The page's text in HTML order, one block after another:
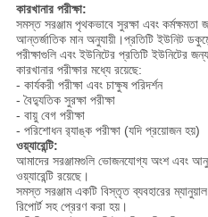
কারখানার পরীক্ষা:
সমস্ত সরঞ্জাম পৃথকভাবে সুরক্ষা এবং কর্মক্ষমতা
আন্তর্জাতিক মান অনুযায়ী।প্রতিটি ইউনিট
পরীক্ষাগুলি এবং ইউনিটের প্রতিটি ইউনিটের
কারখানার পরীক্ষার মধ্যে রয়েছে:
- কার্যকরী পরীক্ষা এবং চাক্ষুষ পরিদর্শন
- বৈদ্যুতিক সুরক্ষা পরীক্ষা
- বায়ু বেগ পরীক্ষা
- পরিশোধন র‌্যাঙ্ক পরীক্ষা (যদি প্রয়োজন হয়)
ওয়্যারেন্টি:
আমাদের সরঞ্জামগুলি ভোজনযোগ্য অংশ এবং
ওয়্যারেন্টি রয়েছে।
সমস্ত সরঞ্জাম একটি বিস্তৃত ব্যবহারের
রিপোর্ট সহ প্রেরণ করা হয়।